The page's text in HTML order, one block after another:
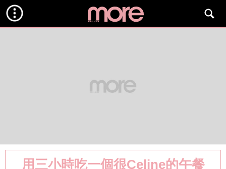
用三小時吃一個很Celine的午餐